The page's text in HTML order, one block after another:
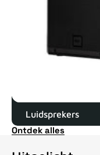
Luidsprekers
Ontdek alles